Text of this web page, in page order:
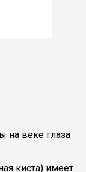
на веке глаза
киста) имеет